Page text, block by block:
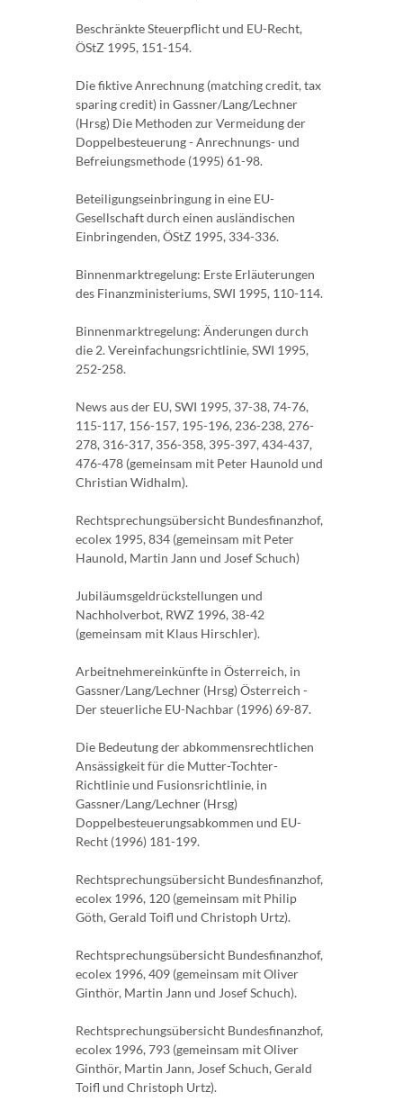
Beschränkte Steuerpflicht und EU-Recht,
ÖStZ 1995, 151-154.
Die fiktive Anrechnung (matching credit, tax
sparing credit) in Gassner/Lang/Lechner
(Hrsg) Die Methoden zur Vermeidung der
Doppelbesteuerung - Anrechnungs- und
Befreiungsmethode (1995) 61-98.
Beteiligungseinbringung in eine EU-
Gesellschaft durch einen ausländischen
Einbringenden, ÖStZ 1995, 334-336.
Binnenmarktregelung: Erste Erläuterungen
des Finanzministeriums, SWI 1995, 110-114.
Binnenmarktregelung: Änderungen durch
die 2. Vereinfachungsrichtlinie, SWI 1995,
252-258.
News aus der EU, SWI 1995, 37-38, 74-76,
115-117, 156-157, 195-196, 236-238, 276-
278, 316-317, 356-358, 395-397, 434-437,
476-478 (gemeinsam mit Peter Haunold und
Christian Widhalm).
Rechtsprechungsübersicht Bundesfinanzhof,
ecolex 1995, 834 (gemeinsam mit Peter
Haunold, Martin Jann und Josef Schuch)
Jubiläumsgeldrückstellungen und
Nachholverbot, RWZ 1996, 38-42
(gemeinsam mit Klaus Hirschler).
Arbeitnehmereinkünfte in Österreich, in
Gassner/Lang/Lechner (Hrsg) Österreich -
Der steuerliche EU-Nachbar (1996) 69-87.
Die Bedeutung der abkommensrechtlichen
Ansässigkeit für die Mutter-Tochter-
Richtlinie und Fusionsrichtlinie, in
Gassner/Lang/Lechner (Hrsg)
Doppelbesteuerungsabkommen und EU-
Recht (1996) 181-199.
Rechtsprechungsübersicht Bundesfinanzhof,
ecolex 1996, 120 (gemeinsam mit Philip
Göth, Gerald Toifl und Christoph Urtz).
Rechtsprechungsübersicht Bundesfinanzhof,
ecolex 1996, 409 (gemeinsam mit Oliver
Ginthör, Martin Jann und Josef Schuch).
Rechtsprechungsübersicht Bundesfinanzhof,
ecolex 1996, 793 (gemeinsam mit Oliver
Ginthör, Martin Jann, Josef Schuch, Gerald
Toifl und Christoph Urtz).